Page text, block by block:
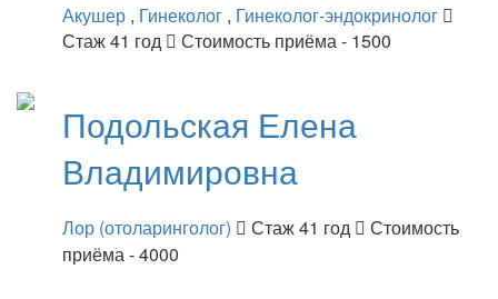
Акушер , Гинеколог , Гинеколог-эндокринолог
Стаж 41 год
Стоимость приёма - 1500
Подольская Елена
Владимировна
Лор (отоларинголог) Стаж 41 год
Стоимость
приёма - 4000